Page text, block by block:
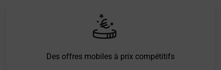
Des offres mobiles à prix compétitifs